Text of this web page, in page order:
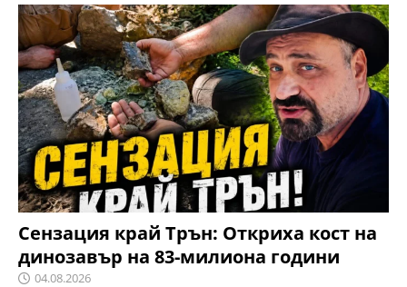
gr
a
m
s
A
p
p
e
b
o
o
k
Сензация край Трън: Откриха кост на
динозавър на 83-милиона години
04.08.2026